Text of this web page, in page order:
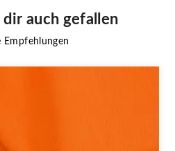
dir auch gefallen
Empfehlungen